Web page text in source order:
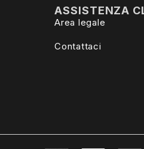
ASSISTENZA
Area legale
Contattaci